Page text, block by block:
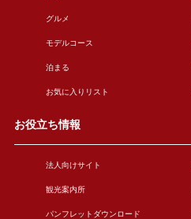
グルメ
モデルコース
泊まる
お気に入りリスト
お役立ち情報
法人向けサイト
観光案内所
パンフレットダウンロード